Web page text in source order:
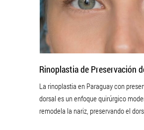
Rinoplastia de Preservación
La rinoplastia en Paraguay con
dorsal es un enfoque quirúrgico
remodela la nariz, preservando el